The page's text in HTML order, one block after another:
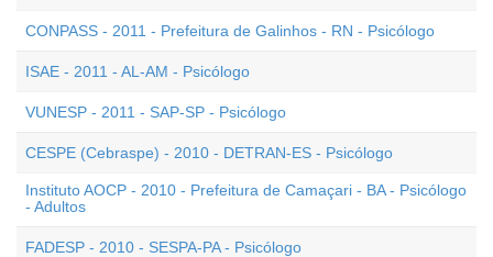
CONPASS - 2011 - Prefeitura de Galinhos - RN - Psicólogo
ISAE - 2011 - AL-AM - Psicólogo
VUNESP - 2011 - SAP-SP - Psicólogo
CESPE (Cebraspe) - 2010 - DETRAN-ES - Psicólogo
Instituto AOCP - 2010 - Prefeitura de Camaçari - BA - Psicólogo
- Adultos
FADESP - 2010 - SESPA-PA - Psicólogo